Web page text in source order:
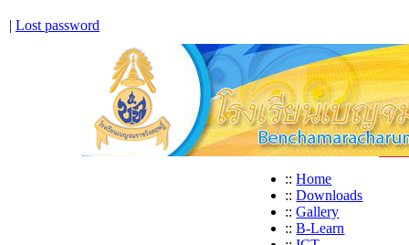
| Lost password
:: Home
:: Downloads
:: Gallery
:: B-Learn